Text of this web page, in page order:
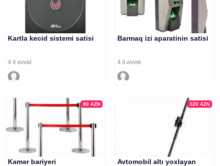
Kartla kecid sistemi satisi
4 il əvvəl
Barmaq izi aparatinin satisi
4 il əvvəl
80AZN
Kəmər bariyeri
320 AZN
Avtomobil altı yoxlayan